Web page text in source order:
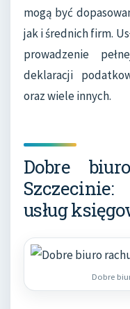
mogą być
jak i średnich firm.
prowadzenie
deklaracji
oraz wiele innych.
Dobre
usług
Dobre